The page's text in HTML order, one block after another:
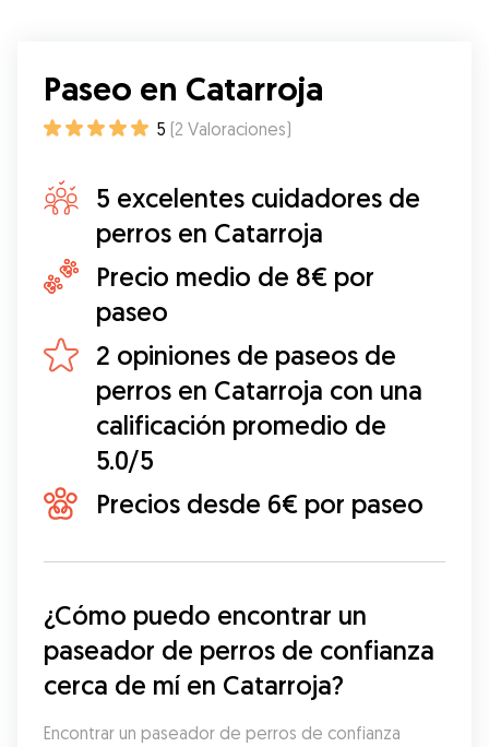
Paseo en Catarroja
5 (2 Valoraciones)
5 excelentes cuidadores de
perros en Catarroja
Precio medio de 8€ por
paseo
2 opiniones de paseos de
perros en Catarroja con una
calificación promedio de
5.0/5
Precios desde 6€ por paseo
¿Cómo puedo encontrar un
paseador de perros de confianza
cerca de mí en Catarroja?
Encontrar un paseador de perros de confianza